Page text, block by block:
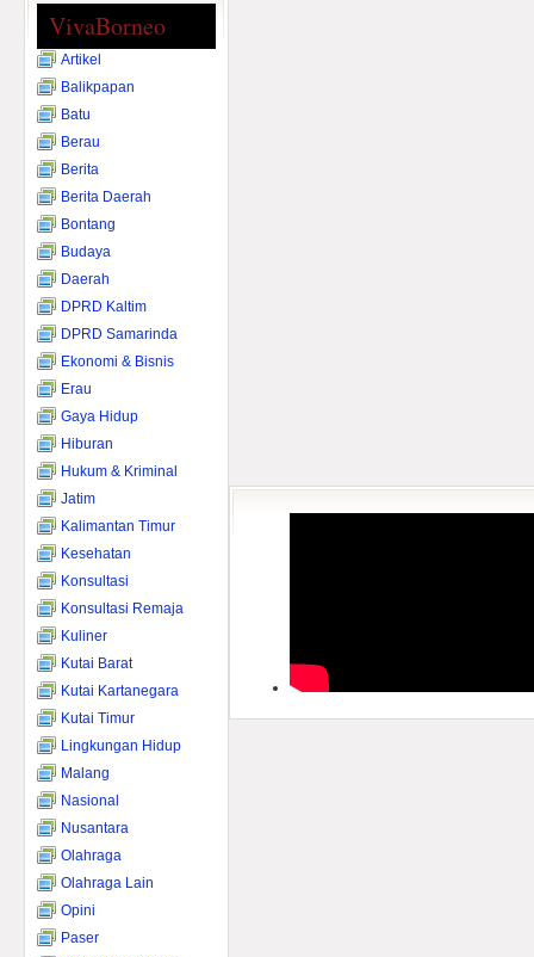
VivaBorneo
Artikel
Balikpapan
Batu
Berau
Berita
Berita Daerah
Bontang
Budaya
Daerah
DPRD Kaltim
DPRD Samarinda
Ekonomi & Bisnis
Erau
Gaya Hidup
Hiburan
Hukum & Kriminal
Jatim
Kalimantan Timur
Kesehatan
Konsultasi
Konsultasi Remaja
Kuliner
Kutai Barat
Kutai Kartanegara
Kutai Timur
Lingkungan Hidup
Malang
Nasional
Nusantara
Olahraga
Olahraga Lain
Opini
Paser